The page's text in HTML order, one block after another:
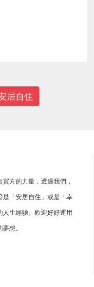
居自住
方的力量，透過我們，
「安居自住」或是「幸
生經驗。歡迎好好運用
想。